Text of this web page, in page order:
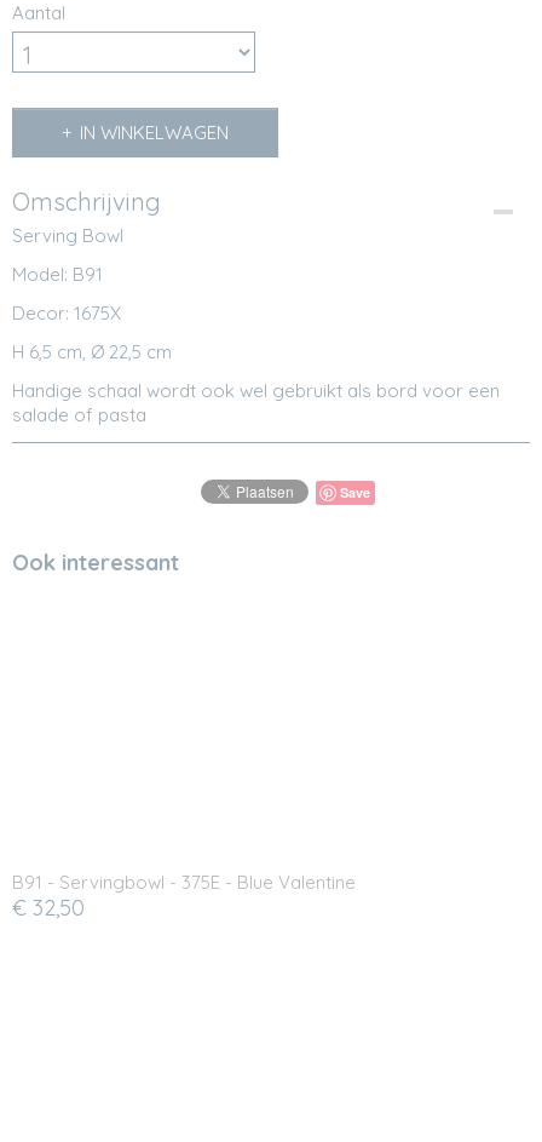
Aantal
IN WINKELWAGEN
Omschrijving
Serving Bowl
Model: B91
Decor: 1675X
H 6,5 cm, Ø 22,5 cm
Handige schaal wordt ook wel gebruikt als bord voor een
salade of pasta
Save
Ook interessant
B91 - Servingbowl - 375E - Blue Valentine
€ 32,50